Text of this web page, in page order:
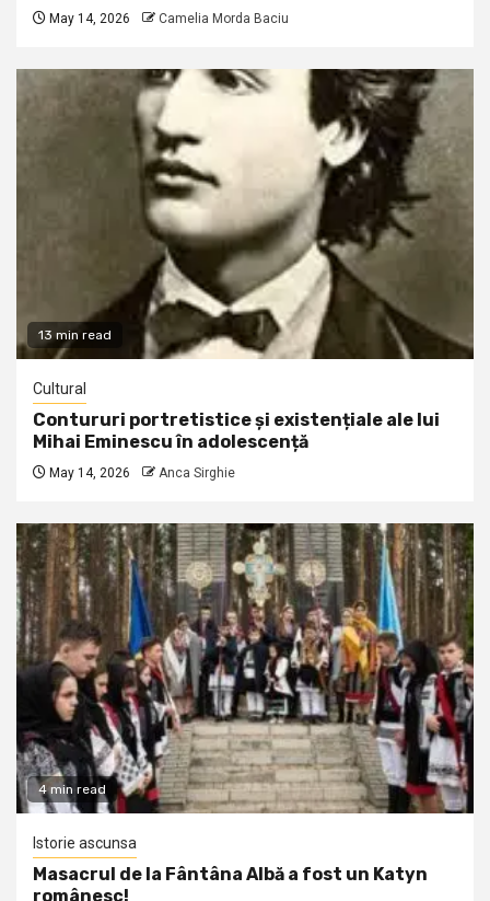
May 14, 2026 Camelia Morda Baciu
13 min read
Cultural
Contururi portretistice și existențiale ale lui
Mihai Eminescu în adolescență
May 14, 2026 Anca Sirghie
4 min read
Istorie ascunsa
Masacrul de la Fântâna Albă a fost un Katyn
românesc!